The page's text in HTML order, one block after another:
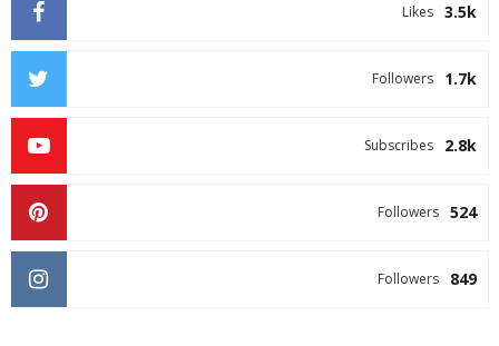
3.5k
Likes
1.7k
Followers
2.8k
Subscribes
524
Followers
849
Followers